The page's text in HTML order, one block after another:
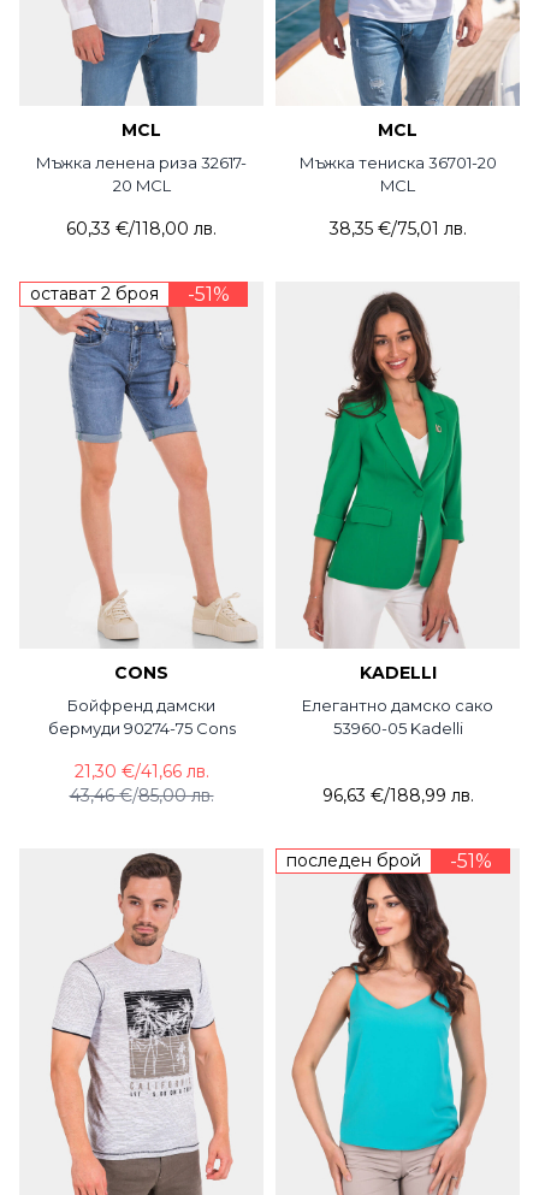
MCL
Мъжка ленена риза 32617-
20 MCL
60,33 €/118,00 лв.
MCL
Мъжка тениска 36701-20
MCL
38,35 €/75,01 лв.
остават 2 броя -51%
CONS
Бойфренд дамски
бермуди 90274-75 Cons
43,46 €/85,00 лв.
21,30 €/41,66 лв.
KADELLI
Елегантно дамско сако
53960-05 Kadelli
96,63 €/188,99 лв.
последен брой -51%